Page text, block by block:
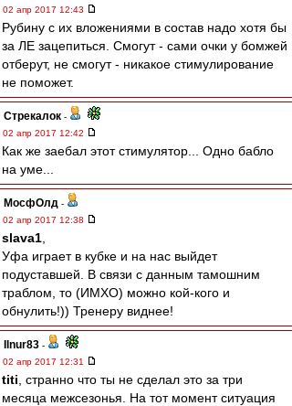
02 апр 2017 12:43
Рубину с их вложениями в состав надо хотя бы
за ЛЕ зацепиться. Смогут - сами очки у бомжей
отберут, не смогут - никакое стимулирование
не поможет.
Стрекалок -
02 апр 2017 12:42
Как же заебал этот стимулятор... Одно бабло
на уме...
МосфОлд -
02 апр 2017 12:38
slava1
Уфа играет в кубке и на нас выйдет
подуставшей. В связи с данным тамошним
траблом, то (ИМХО) можно кой-кого и
обнулить!)) Тренеру виднее!
Ilnur83 -
02 апр 2017 12:31
titi , странно что ты не сделал это за три
месяца межсезонья. На тот момент ситуация